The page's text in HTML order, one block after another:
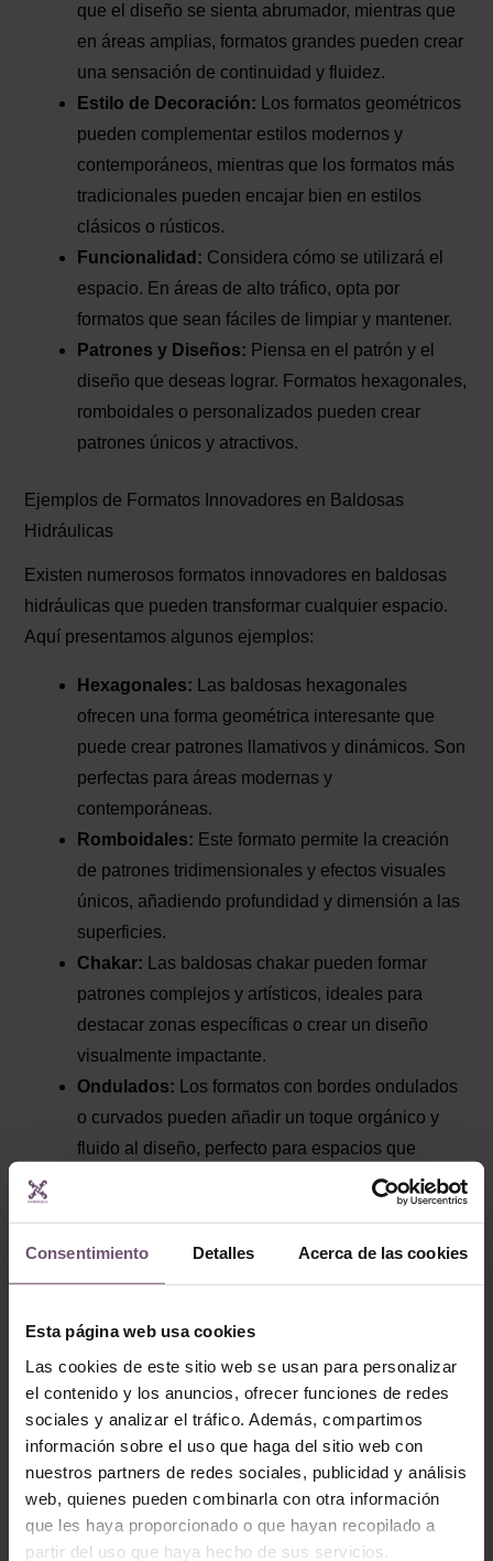
Consentimiento Detalles Acerca de las cookies
Esta página web usa cookies
Las cookies de este sitio web se usan para personalizar
el contenido y los anuncios, ofrecer funciones de redes
sociales y analizar el tráfico. Además, compartimos
información sobre el uso que haga del sitio web con
nuestros partners de redes sociales, publicidad y análisis
web, quienes pueden combinarla con otra información
que les haya proporcionado o que hayan recopilado a
partir del uso que haya hecho de sus servicios.
que el diseño se sienta abrumador, mientras que
en áreas amplias, formatos grandes pueden crear
una sensación de continuidad y fluidez.
Estilo de Decoración: Los formatos geométricos
pueden complementar estilos modernos y
contemporáneos, mientras que los formatos más
tradicionales pueden encajar bien en estilos
clásicos o rústicos.
Funcionalidad: Considera cómo se utilizará el
espacio. En áreas de alto tráfico, opta por
formatos que sean fáciles de limpiar y mantener.
Patrones y Diseños: Piensa en el patrón y el
diseño que deseas lograr. Formatos hexagonales,
romboidales o personalizados pueden crear
patrones únicos y atractivos.
Ejemplos de Formatos Innovadores en Baldosas
Hidráulicas
Existen numerosos formatos innovadores en baldosas
hidráulicas que pueden transformar cualquier espacio.
Aquí presentamos algunos ejemplos:
Hexagonales: Las baldosas hexagonales
ofrecen una forma geométrica interesante que
puede crear patrones llamativos y dinámicos. Son
perfectas para áreas modernas y
contemporáneas.
Romboidales: Este formato permite la creación
de patrones tridimensionales y efectos visuales
únicos, añadiendo profundidad y dimensión a las
superficies.
Chakar: Las baldosas chakar pueden formar
patrones complejos y artísticos, ideales para
destacar zonas específicas o crear un diseño
visualmente impactante.
Ondulados: Los formatos con bordes ondulados
o curvados pueden añadir un toque orgánico y
fluido al diseño, perfecto para espacios que
Los hidráulicos octogonales no son
realmente no es lo mismo este acabado que una
baldosa de 20x20cm. Estas piezas deben ir
acompañadas de una olambrilla.
Inspiración para Decorar con Baldosas de Formato
Diferente
Incorporar baldosas hidráulicas de formatos diferentes
en la decoración de tu hogar puede ser una forma